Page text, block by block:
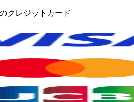
クレジットカード